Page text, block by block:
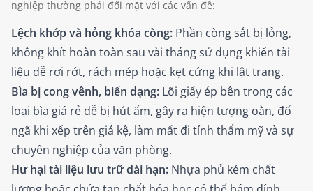
nghiệp thường phải đối mặt với các vấn đề:
Lệch khớp và hỏng khóa còng: Phần còng sắt bị lỏng,
không khít hoàn toàn sau vài tháng sử dụng khiến tài
liệu dễ rơi rớt, rách mép hoặc kẹt cứng khi lật trang.
Bìa bị cong vênh, biến dạng: Lõi giấy ép bên trong các
loại bìa giá rẻ dễ bị hút ẩm, gây ra hiện tượng oằn, đổ
ngã khi xếp trên giá kệ, làm mất đi tính thẩm mỹ và sự
chuyên nghiệp của văn phòng.
Hư hại tài liệu lưu trữ dài hạn: Nhựa phủ kém chất